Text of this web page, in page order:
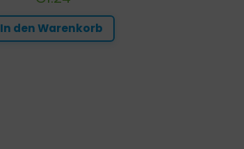
In den Warenkorb